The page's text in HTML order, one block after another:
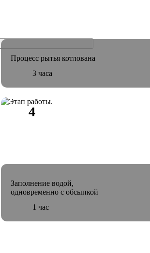
Процесс рытья котлована
3 часа
Заполнение водой,
одновременно с обсыпкой
1 час